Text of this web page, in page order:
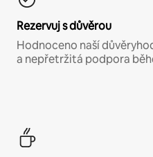
Rezervuj s důvěrou
Hodnoceno naší
a nepřetržitá podpora